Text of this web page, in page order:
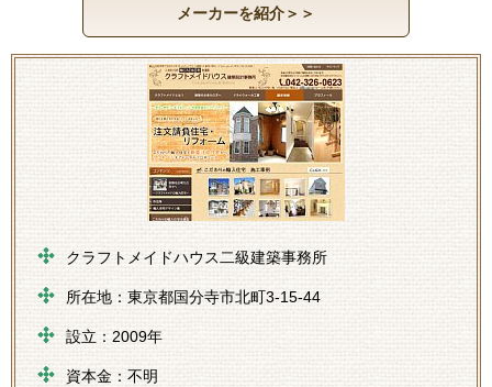
メーカーを紹介＞＞
クラフトメイドハウス二級建築事務所
所在地：東京都国分寺市北町3-15-44
設立：2009年
資本金：不明